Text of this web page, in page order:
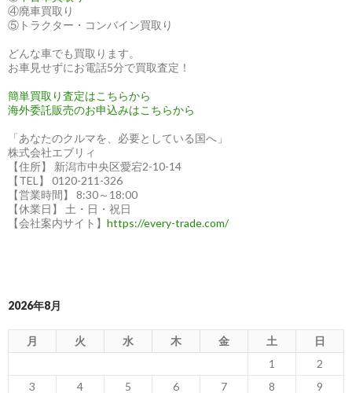
た
④廃車買取り
⑤トラクター・コンバイン買取り
どんな車でも買取ります。
お車見せずにお電話5分で買取査定！
簡単買取り査定はこちらから
海外委託販売のお申込みはこちらから
「あなたのクルマを、必要としている国へ」
株式会社エブリィ
【住所】 新潟市中央区愛宕2-10-14
【TEL】 0120-211-326
【営業時間】 8:30～18:00
【休業日】 土・日・祝日
【会社案内サイト】 https://every-trade.com/
2026年8月
月 火 水 木 金 土
日
1
2
3
4 5 6 7 8 9